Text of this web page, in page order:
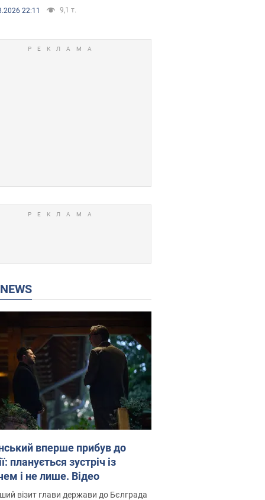
22:11 9,1 т.
NEWS
вперше прибув до
планується зустріч із
і не лише. Відео
візит глави держави до Бєлграда